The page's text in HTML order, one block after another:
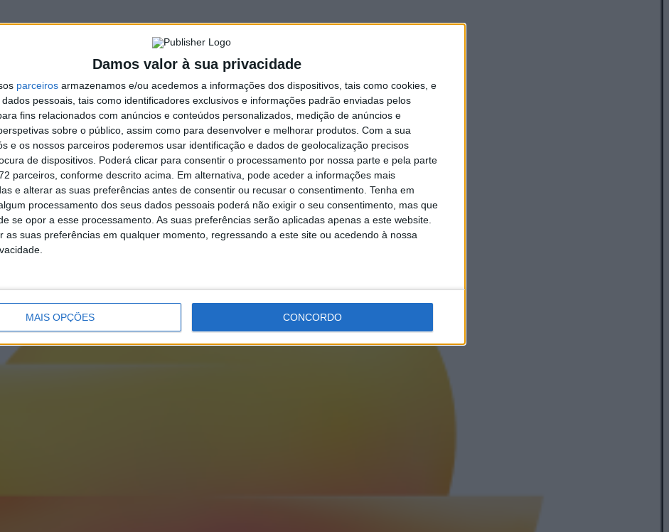
Damos valor à sua privacidade
parceiros armazenamos e/ou acedemos a informações dos dispositivos, tais como cookies, e
pessoais, tais como identificadores exclusivos e informações padrão enviadas pelos
fins relacionados com anúncios e conteúdos personalizados, medição de anúncios e
sobre o público, assim como para desenvolver e melhorar produtos. Com a sua
e os nossos parceiros poderemos usar identificação e dados de geolocalização precisos
de dispositivos. Poderá clicar para consentir o processamento por nossa parte e pela parte
parceiros, conforme descrito acima. Em alternativa, pode aceder a informações mais
e alterar as suas preferências antes de consentir ou recusar o consentimento. Tenha em
processamento dos seus dados pessoais poderá não exigir o seu consentimento, mas que
se opor a esse processamento. As suas preferências serão aplicadas apenas a este website.
as suas preferências em qualquer momento, regressando a este site ou acedendo à nossa
MAIS OPÇÕES CONCORDO